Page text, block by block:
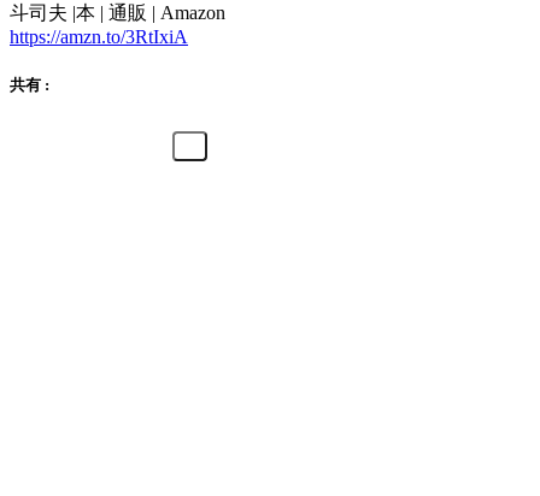
斗司夫 |本 | 通販 | Amazon
https://amzn.to/3RtIxiA
共有 :